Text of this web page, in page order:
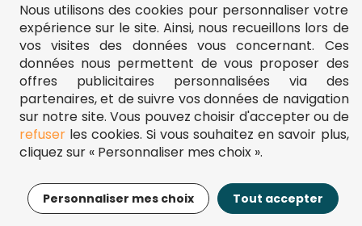
Filtrer
Prix
Nombre de pièces
Âge
Trier
Le moins cher
Le plus cher
% de Réduction
Nouveautés
Top des ventes
Nombre de pièces
Filtrer Trier
Nous utilisons des cookies pour personnaliser votre
expérience sur le site. Ainsi, nous recueillons lors de
vos visites des données vous concernant. Ces
données nous permettent de vous proposer des
offres publicitaires personnalisées via des
partenaires, et de suivre vos données de navigation
sur notre site. Vous pouvez choisir d'accepter ou de
refuserles cookies. Si vous souhaitez en savoir plus,
cliquez sur « Personnaliser mes choix ».
Personnaliser mes choix Tout accepter